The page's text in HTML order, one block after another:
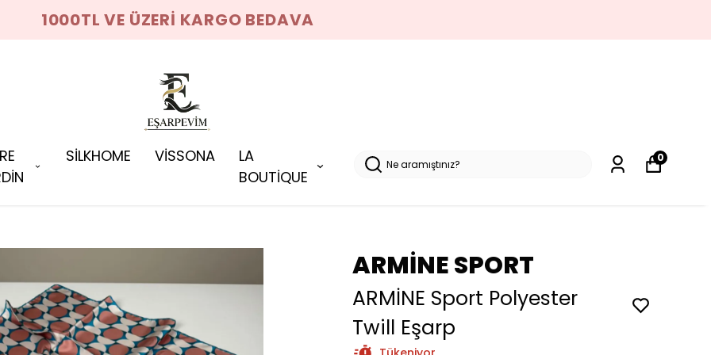
1000TL VE ÜZERİ KARGO BEDAVA
SİLKHOME VİSSONA
LA
BOUTİQUE
0
ARMİNE SPORT
ARMİNE Sport Polyester
Twill Eşarp